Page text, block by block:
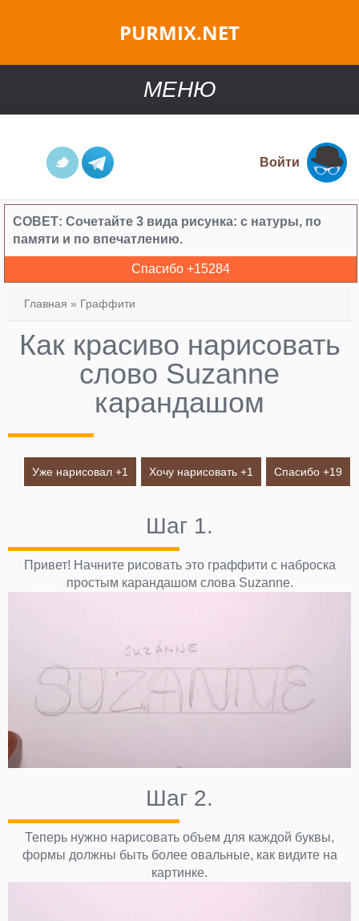
PURMIX.NET
МЕНЮ
Войти
СОВЕТ: Сочетайте 3 вида рисунка: с натуры, по
памяти и по впечатлению.
Спасибо +15284
Главная » Граффити
Как красиво нарисовать
слово Suzanne
карандашом
Уже нарисовал +1 Хочу нарисовать +1 Спасибо +19
Шаг 1.
Привет! Начните рисовать это граффити с наброска
простым карандашом слова Suzanne.
Шаг 2.
Теперь нужно нарисовать объем для каждой буквы,
формы должны быть более овальные, как видите на
картинке.